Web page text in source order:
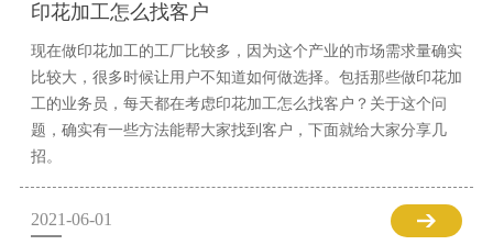
印花加工怎么找客户
现在做印花加工的工厂比较多，因为这个产业的市场需求量确实
比较大，很多时候让用户不知道如何做选择。包括那些做印花加
工的业务员，每天都在考虑印花加工怎么找客户？关于这个问
题，确实有一些方法能帮大家找到客户，下面就给大家分享几
招。
2021-06-01